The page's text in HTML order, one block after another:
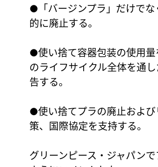
●「バージンプラ」だけで
的に廃止する。
●使い捨て容器包装の使用
のライフサイクル全体を通
告する。
●使い捨てプラの廃止およ
策、国際協定を支持する。
グリーンピース・ジャパン